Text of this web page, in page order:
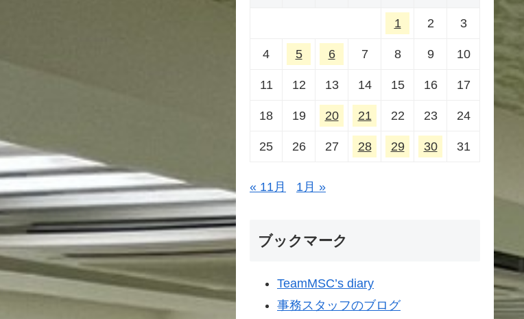
1 2 3
4 5 6 7 8 9 10
11 12 13 14 15 16 17
18 19 20 21 22 23 24
25 26 27 28 29 30 31
« 11月 1月 »
ブックマーク
TeamMSC’s diary
事務スタッフのブログ